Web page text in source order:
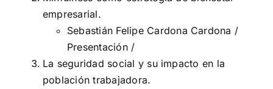
empresarial.
Sebastián Felipe Cardona Cardona /
Presentación/
La seguridad social y su impacto en la
población trabajadora.